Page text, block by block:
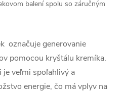
balení spolu so záručným
označuje generovanie
pomocou kryštálu kremíka.
je veľmi spoľahlivý a
energie, čo má vplyv na